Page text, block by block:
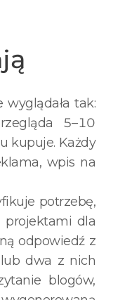
wyglądała tak:
5–10
kupuje. Każdy
wpis na
potrzebę,
projektami dla
odpowiedź z
dwa z nich
blogów,